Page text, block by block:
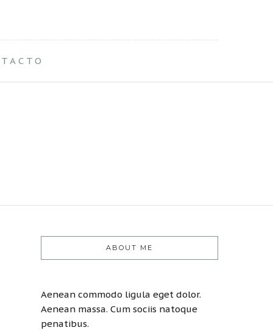
ABOUT ME
Aenean commodo ligula eget dolor.
Aenean massa. Cum sociis natoque
penatibus.